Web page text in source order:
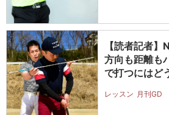
【読者記者
方向も距離も
で打つにはど
レッスン 月刊GD